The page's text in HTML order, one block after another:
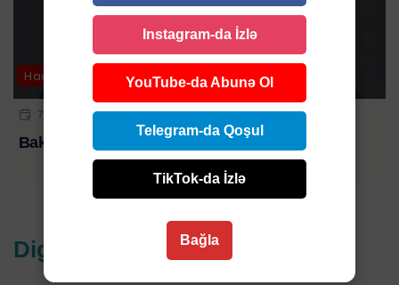
Hadisə
7 AVQ 2026 | 12:14
Bakıda gənc bankir evində ölü tapıldı
Digər xəbərlər
Instagram-da İzlə
YouTube-da Abunə Ol
Telegram-da Qoşul
TikTok-da İzlə
Bağla